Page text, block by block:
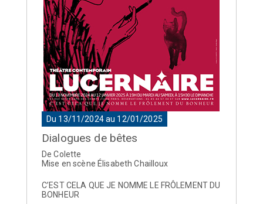
Du 13/11/2024 au 12/01/2025
Dialogues de bêtes
De Colette
Mise en scène Élisabeth Chailloux
C’EST CELA QUE JE NOMME LE FRÔLEMENT DU
BONHEUR